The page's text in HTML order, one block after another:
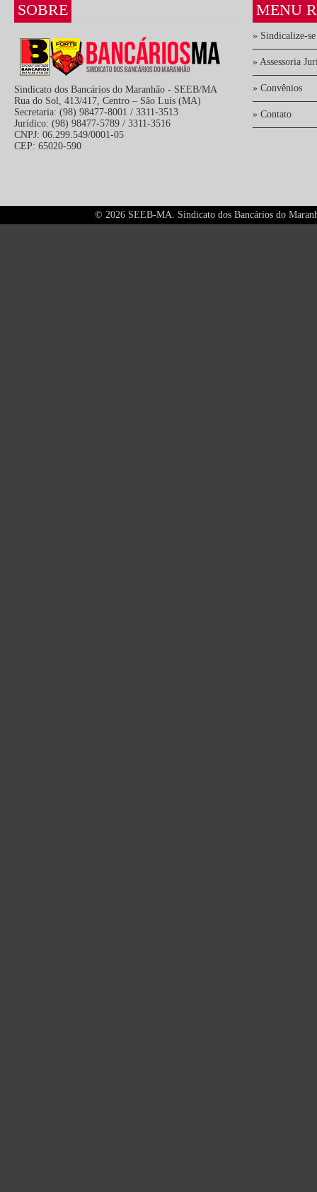
SOBRE
Sindicato dos Bancários do Maranhão - SEEB/MA
Rua do Sol, 413/417, Centro – São Luís (MA)
Secretaria: (98) 98477-8001 / 3311-3513
Jurídico: (98) 98477-5789 / 3311-3516
CNPJ: 06.299.549/0001-05
CEP: 65020-590
MENU
» Sindicalize-se
» Assessoria
» Convênios
» Contato
© 2026 SEEB-MA. Sindicato dos Bancários do